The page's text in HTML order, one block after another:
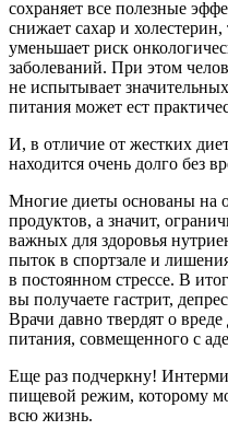
сохраняет все полезные
снижает сахар и
уменьшает риск
заболеваний. При этом
не испытывает
питания может ест
И, в отличие от жестких
находится очень долго без
Многие диеты основаны на
продуктов, а значит,
важных для здоровья
пыток в спортзале и
в постоянном стрессе. В
вы получаете гастрит,
Врачи давно твердят о
питания, совмещенного с
Еще раз подчеркну!
пищевой режим, которому
всю жизнь.